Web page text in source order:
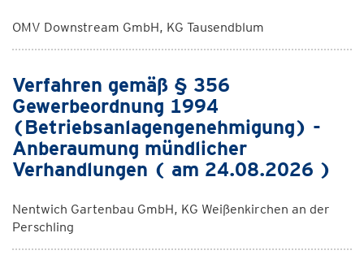
OMV Downstream GmbH, KG Tausendblum
Verfahren gemäß § 356
Gewerbeordnung 1994
(Betriebsanlagengenehmigung) -
Anberaumung mündlicher
Verhandlungen ( am 24.08.2026 )
Nentwich Gartenbau GmbH, KG Weißenkirchen an der
Perschling